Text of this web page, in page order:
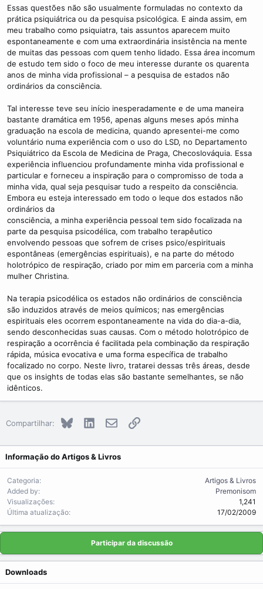
Essas questões não são usualmente formuladas no contexto da
prática psiquiátrica ou da pesquisa psicológica. E ainda assim, em
meu trabalho como psiquiatra, tais assuntos aparecem muito
espontaneamente e com uma extraordinária insistência na mente
de muitas das pessoas com quem tenho lidado. Essa área incomum
de estudo tem sido o foco de meu interesse durante os quarenta
anos de minha vida profissional – a pesquisa de estados não
ordinários da consciência.
Tal interesse teve seu início inesperadamente e de uma maneira
bastante dramática em 1956, apenas alguns meses após minha
graduação na escola de medicina, quando apresentei-me como
voluntário numa experiência com o uso do LSD, no Departamento
Psiquiátrico da Escola de Medicina de Praga, Checoslováquia. Essa
experiência influenciou profundamente minha vida profissional e
particular e forneceu a inspiração para o compromisso de toda a
minha vida, qual seja pesquisar tudo a respeito da consciência.
Embora eu esteja interessado em todo o leque dos estados não
ordinários da
consciência, a minha experiência pessoal tem sido focalizada na
parte da pesquisa psicodélica, com trabalho terapêutico
envolvendo pessoas que sofrem de crises psico/espirituais
espontâneas (emergências espirituais), e na parte do método
holotrópico de respiração, criado por mim em parceria com a minha
mulher Christina.
Na terapia psicodélica os estados não ordinários de consciência
são induzidos através de meios químicos; nas emergências
espirituais eles ocorrem espontaneamente na vida do dia-a-dia,
sendo desconhecidas suas causas. Com o método holotrópico de
respiração a ocorrência é facilitada pela combinação da respiração
rápida, música evocativa e uma forma específica de trabalho
focalizado no corpo. Neste livro, tratarei dessas três áreas, desde
que os insights de todas elas são bastante semelhantes, se não
idênticos.
Compartilhar: Bluesky LinkedInE-mailLink
Informação do Artigos & Livros
Categoria
Artigos & Livros
Added by
Premonisom
Visualizações
1,241
Última atualização
17/02/2009
Participar da discussão
Downloads